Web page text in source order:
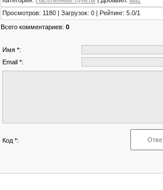
Просмотров: 1180 | Загрузок: 0 | Рейтинг: 5.0/1
Всего комментариев: 0
Имя *:
Email *:
Код *: